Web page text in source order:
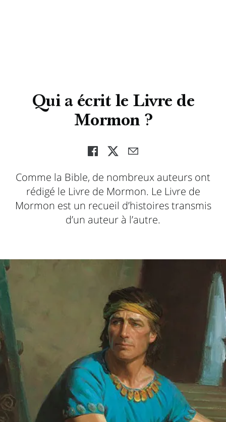
Qui a écrit le Livre de
Mormon ?
Comme la Bible, de nombreux auteurs ont
rédigé le Livre de Mormon. Le Livre de
Mormon est un recueil d’histoires transmis
d’un auteur à l’autre.